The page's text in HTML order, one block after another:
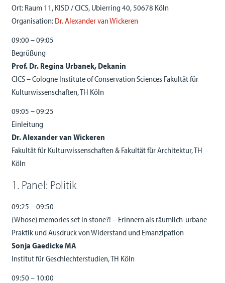
Ort: Raum 11, KISD / CICS, Ubierring 40, 50678 Köln
Organisation: Dr. Alexander van Wickeren
09:00 – 09:05
Begrüßung
Prof. Dr. Regina Urbanek, Dekanin
CICS – Cologne Institute of Conservation Sciences Fakultät für
Kulturwissenschaften, TH Köln
09:05 – 09:25
Einleitung
Dr. Alexander van Wickeren
Fakultät für Kulturwissenschaften & Fakultät für Architektur, TH
Köln
1. Panel: Politik
09:25 – 09:50
(Whose) memories set in stone?! – Erinnern als räumlich-urbane
Praktik und Ausdruck von Widerstand und Emanzipation
Sonja Gaedicke MA
Institut für Geschlechterstudien, TH Köln
09:50 – 10:00